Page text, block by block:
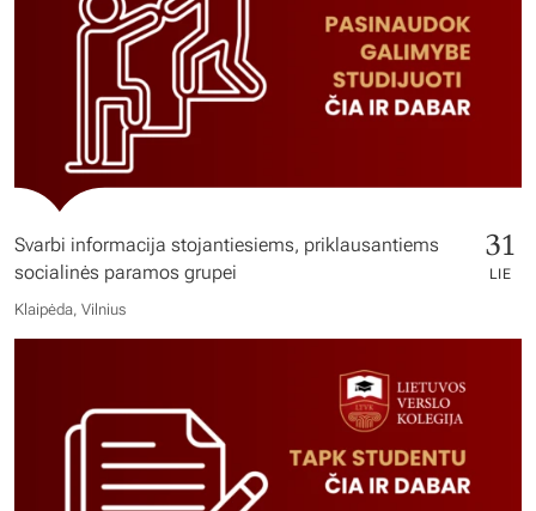
Svarbi informacija stojantiesiems, priklausantiems
socialinės paramos grupei
31
LIE
Klaipėda, Vilnius